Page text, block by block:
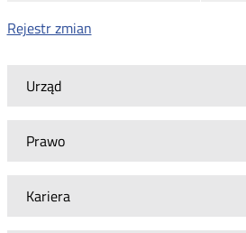
Urząd
Prawo
Kariera
Rejestr zmian